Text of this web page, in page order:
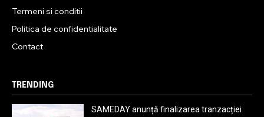
Termeni si conditii
Politica de confidentialitate
Contact
TRENDING
SAMEDAY anunță finalizarea tranzacției